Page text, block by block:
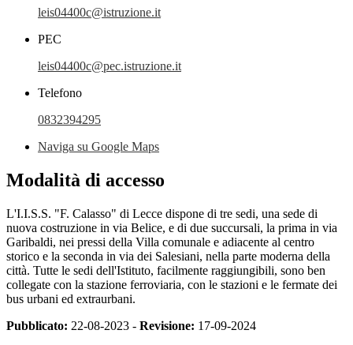
leis04400c@istruzione.it
PEC
leis04400c@pec.istruzione.it
Telefono
0832394295
Naviga su Google Maps
Modalità di accesso
L'I.I.S.S. "F. Calasso" di Lecce dispone di tre sedi, una sede di
nuova costruzione in via Belice, e di due succursali, la prima in via
Garibaldi, nei pressi della Villa comunale e adiacente al centro
storico e la seconda in via dei Salesiani, nella parte moderna della
città. Tutte le sedi dell'Istituto, facilmente raggiungibili, sono ben
collegate con la stazione ferroviaria, con le stazioni e le fermate dei
bus urbani ed extraurbani.
Pubblicato: 22-08-2023 - Revisione: 17-09-2024